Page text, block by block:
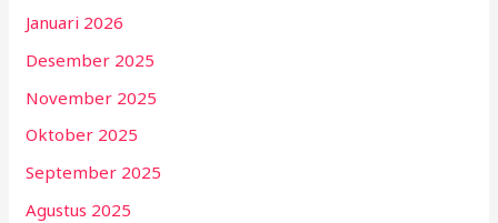
Januari 2026
Desember 2025
November 2025
Oktober 2025
September 2025
Agustus 2025